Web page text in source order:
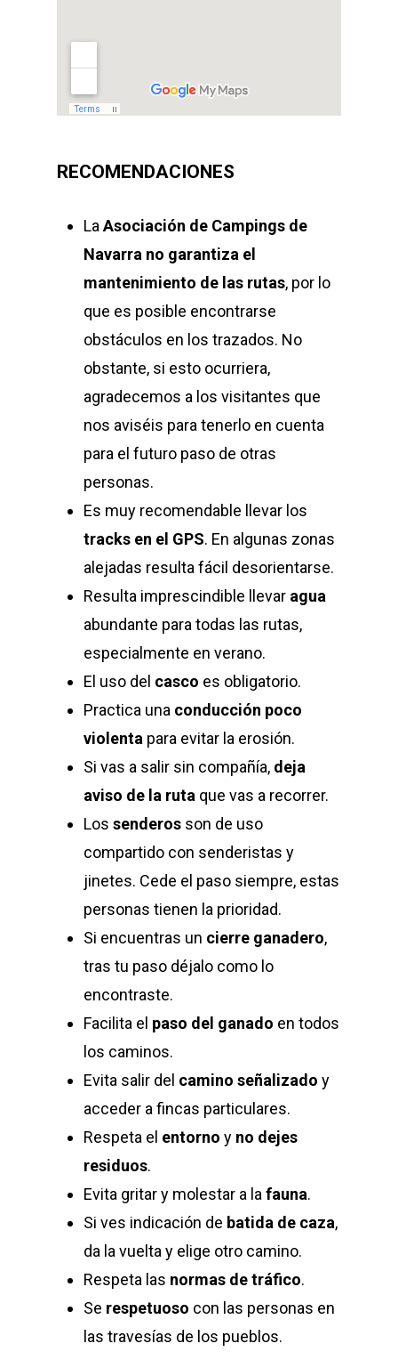
RECOMENDACIONES
La Asociación de Campings de
Navarra no garantiza el
mantenimiento de las rutas, por lo
que es posible encontrarse
obstáculos en los trazados. No
obstante, si esto ocurriera,
agradecemos a los visitantes que
nos aviséis para tenerlo en cuenta
para el futuro paso de otras
personas.
Es muy recomendable llevar los
tracks en el GPS. En algunas zonas
alejadas resulta fácil desorientarse.
Resulta imprescindible llevar agua
abundante para todas las rutas,
especialmente en verano.
El uso del casco es obligatorio.
Practica una conducción poco
violenta para evitar la erosión.
Si vas a salir sin compañía, deja
aviso de la ruta que vas a recorrer.
Los senderos son de uso
compartido con senderistas y
jinetes. Cede el paso siempre, estas
personas tienen la prioridad.
Si encuentras un cierre ganadero,
tras tu paso déjalo como lo
encontraste.
Facilita el paso del ganado en todos
los caminos.
Evita salir del camino señalizado y
acceder a fincas particulares.
Respeta el entorno y no dejes
residuos.
Evita gritar y molestar a la fauna.
Si ves indicación de batida de caza,
da la vuelta y elige otro camino.
Respeta las normas de tráfico.
Se respetuoso con las personas en
las travesías de los pueblos.